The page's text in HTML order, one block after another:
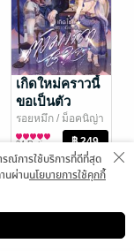
เกิดใหม่คราวนี้
ขอเป็นตัว
มารดาไร้ใจ
รอยหมึก/ ม็อคนิญ่า
นิยายรัก
34 Rating
วิธีการใช้งาน ติดต่อเรา
รณ์การใช้บริการที่ดีที่สุด
นผ่านนโยบายการใช้คุกกี้